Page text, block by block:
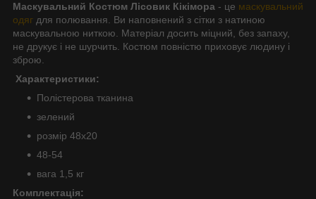
Маскувальний Костюм Лісовик Кікімора - це маскувальний
одяг для полювання. Ви наповнений з сітки з натиною
маскувальною ниткою. Матеріал досить міцний, без запаху,
не друкує і не шурчить. Костюм повністю приховує людину і
зброю.
Характеристики:
Полістерова тканина
зелений
розмір 48x20
48-54
вага 1,5 кг
Комплектація: